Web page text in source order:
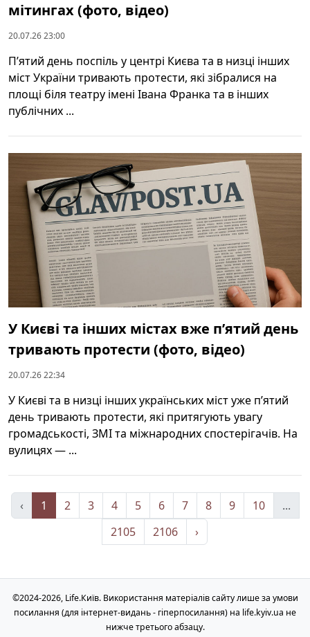
мітингах (фото, відео)
20.07.26 23:00
П’ятий день поспіль у центрі Києва та в низці інших
міст України тривають протести, які зібралися на
площі біля театру імені Івана Франка та в інших
публічних ...
У Києві та інших містах вже п’ятий день
тривають протести (фото, відео)
20.07.26 22:34
У Києві та в низці інших українських міст уже п’ятий
день тривають протести, які притягують увагу
громадськості, ЗМІ та міжнародних спостерігачів. На
вулицях — ...
‹ 1 2 3 4 5 6 7 8 9 10
...
2105
2106 ›
©2024-2026, Life.Київ. Використання матеріалів сайту лише за умови
посилання (для інтернет-видань - гіперпосилання) на life.kyiv.ua не
нижче третього абзацу.